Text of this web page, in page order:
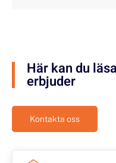
Här kan du
erbjuder
Kontakta oss